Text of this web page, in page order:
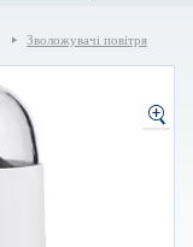
Зволожувачі повітря